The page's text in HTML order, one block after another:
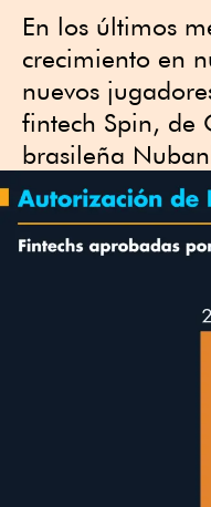
En los últimos
crecimiento en
nuevos
fintech Spin, de
brasileña